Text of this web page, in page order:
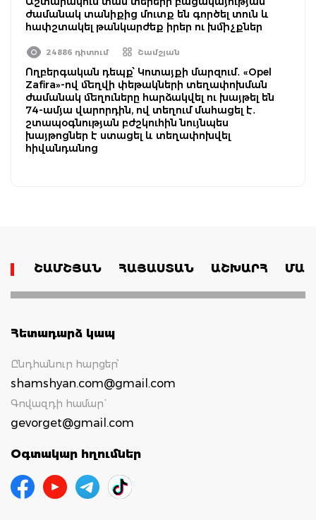
ժամանակ տանիքից մուտք են գործել տուն և
հափշտակել թանկարժեք իրեր ու խմիչքներ
24886 դիտում Շամշյան
Ողբերգական դեպք՝ Կոտայքի մարզում․ «Opel
Zafira»-ով մեղվի փեթակների տեղափոխման
ժամանակ մեղուները հարձակվել ու խայթել են
74-ամյա վարորդին, ով տեղում մահացել է․
շտապօգնության բժշկուհին նույնպես
խայթոցներ է ստացել և տեղափոխվել
հիվանդանոց
ՇԱՄՇՅԱՆ ՀԱՅԱՍՏԱՆ ԱՇԽԱՐՀ
Հետադարձ կապ
Ընդհանուր հարցեր՝
shamshyan.com@gmail.com
Գովազդի համար`
gevorget@gmail.com
Օգտակար հղումներ